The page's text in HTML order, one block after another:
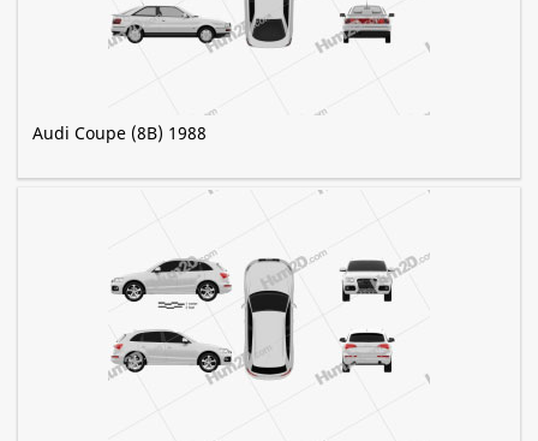
Audi Coupe (8B) 1988